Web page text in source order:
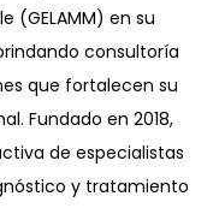
(GELAMM) en su
consultoría
que fortalecen su
Fundado en 2018,
de especialistas
y tratamiento